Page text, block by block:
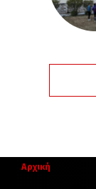
Αρχική